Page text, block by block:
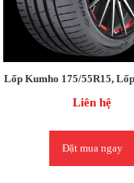
Lốp Kumho 175/55R15,
Liên hệ
Đặt mua ngay